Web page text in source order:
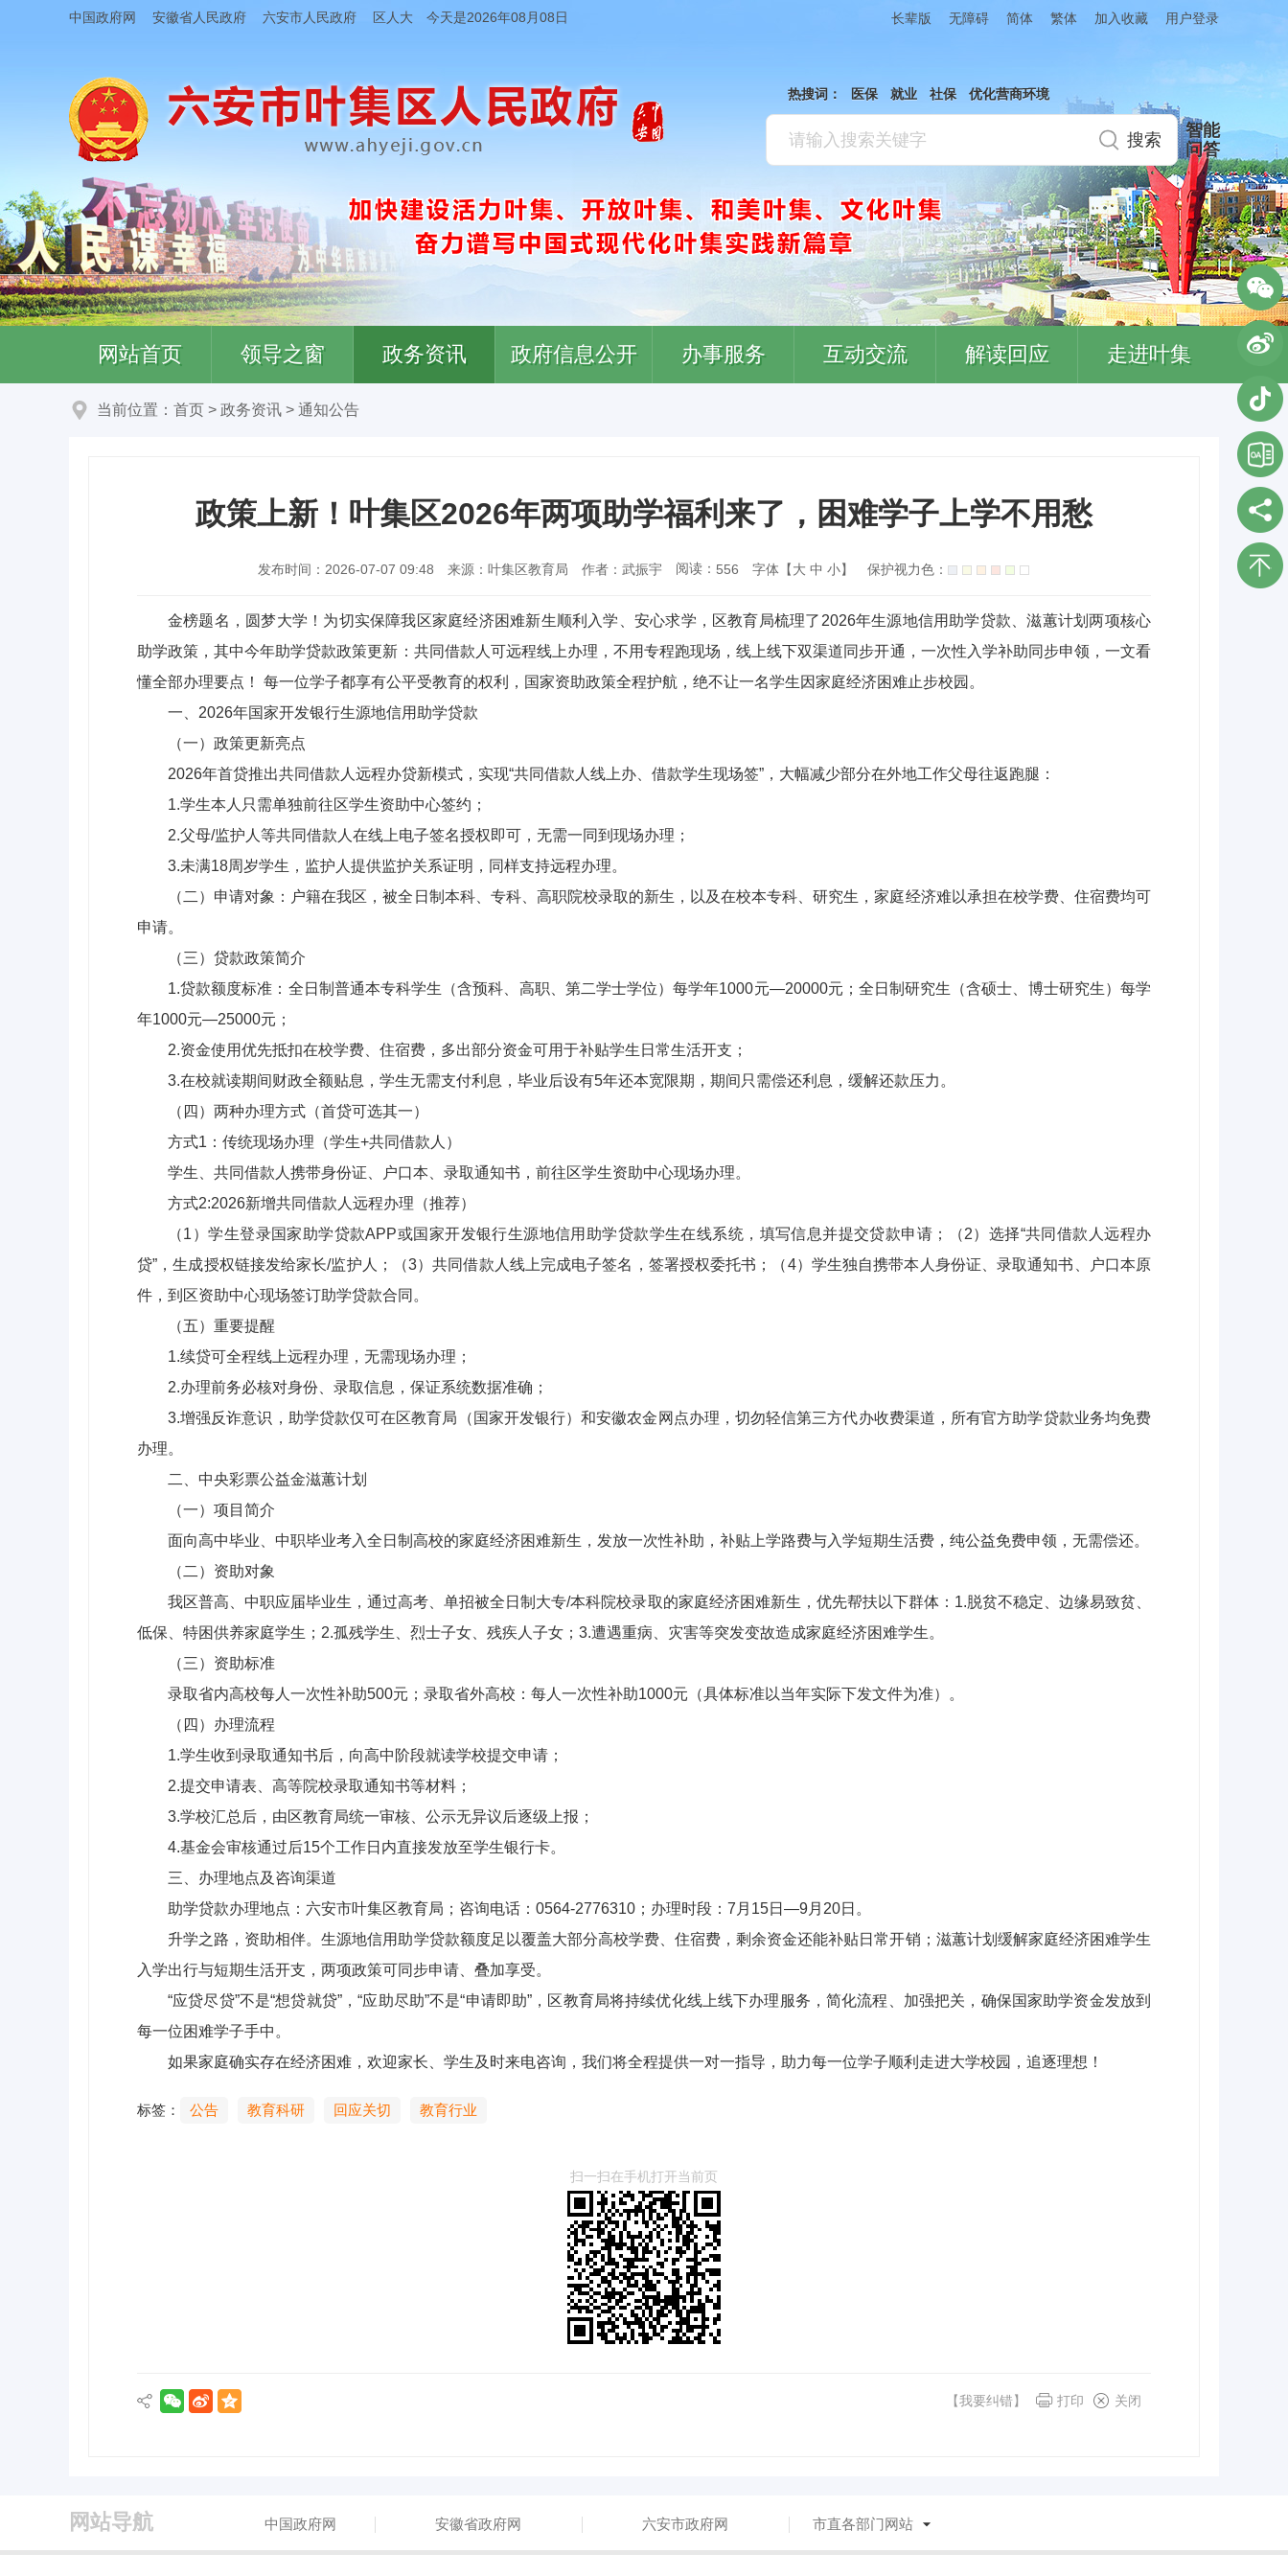
中国政府网 安徽省人民政府 六安市人民政府 区人大 今天是2026年08月08日 长辈版 无障碍 简体 繁体 加入收藏 用户登录
热搜词： 医保 就业 社保 优化营商环境
智能
问答
网站首页 领导之窗 政务资讯 政府信息公开 办事服务 互动交流 解读回应 走进叶集
当前位置： 首页 > 政务资讯 > 通知公告
政策上新！叶集区2026年两项助学福利来了，困难学子上学不用愁
发布时间：2026-07-07 09:48 来源：叶集区教育局 作者：武振宇 阅读： 556 字体【大 中 小】 保护视力色：
金榜题名，圆梦大学！为切实保障我区家庭经济困难新生顺利入学、安心求学，区教育局梳理了2026年生源地信用助学贷款、滋蕙计划两项核心
助学政策，其中今年助学贷款政策更新：共同借款人可远程线上办理，不用专程跑现场，线上线下双渠道同步开通，一次性入学补助同步申领，一文看
懂全部办理要点！ 每一位学子都享有公平受教育的权利，国家资助政策全程护航，绝不让一名学生因家庭经济困难止步校园。
一、2026年国家开发银行生源地信用助学贷款
（一）政策更新亮点
2026年首贷推出共同借款人远程办贷新模式，实现“共同借款人线上办、借款学生现场签”，大幅减少部分在外地工作父母往返跑腿：
1.学生本人只需单独前往区学生资助中心签约；
2.父母/监护人等共同借款人在线上电子签名授权即可，无需一同到现场办理；
3.未满18周岁学生，监护人提供监护关系证明，同样支持远程办理。
（二）申请对象：户籍在我区，被全日制本科、专科、高职院校录取的新生，以及在校本专科、研究生，家庭经济难以承担在校学费、住宿费均可
申请。
（三）贷款政策简介
1.贷款额度标准：全日制普通本专科学生（含预科、高职、第二学士学位）每学年1000元—20000元；全日制研究生（含硕士、博士研究生）每学
年1000元—25000元；
2.资金使用优先抵扣在校学费、住宿费，多出部分资金可用于补贴学生日常生活开支；
3.在校就读期间财政全额贴息，学生无需支付利息，毕业后设有5年还本宽限期，期间只需偿还利息，缓解还款压力。
（四）两种办理方式（首贷可选其一）
方式1：传统现场办理（学生+共同借款人）
学生、共同借款人携带身份证、户口本、录取通知书，前往区学生资助中心现场办理。
方式2:2026新增共同借款人远程办理（推荐）
（1）学生登录国家助学贷款APP或国家开发银行生源地信用助学贷款学生在线系统，填写信息并提交贷款申请；（2）选择“共同借款人远程办
贷”，生成授权链接发给家长/监护人；（3）共同借款人线上完成电子签名，签署授权委托书；（4）学生独自携带本人身份证、录取通知书、户口本原
件，到区资助中心现场签订助学贷款合同。
（五）重要提醒
1.续贷可全程线上远程办理，无需现场办理；
2.办理前务必核对身份、录取信息，保证系统数据准确；
3.增强反诈意识，助学贷款仅可在区教育局（国家开发银行）和安徽农金网点办理，切勿轻信第三方代办收费渠道，所有官方助学贷款业务均免费
办理。
二、中央彩票公益金滋蕙计划
（一）项目简介
面向高中毕业、中职毕业考入全日制高校的家庭经济困难新生，发放一次性补助，补贴上学路费与入学短期生活费，纯公益免费申领，无需偿还。
（二）资助对象
我区普高、中职应届毕业生，通过高考、单招被全日制大专/本科院校录取的家庭经济困难新生，优先帮扶以下群体：1.脱贫不稳定、边缘易致贫、
低保、特困供养家庭学生；2.孤残学生、烈士子女、残疾人子女；3.遭遇重病、灾害等突发变故造成家庭经济困难学生。
（三）资助标准
录取省内高校每人一次性补助500元；录取省外高校：每人一次性补助1000元（具体标准以当年实际下发文件为准）。
（四）办理流程
1.学生收到录取通知书后，向高中阶段就读学校提交申请；
2.提交申请表、高等院校录取通知书等材料；
3.学校汇总后，由区教育局统一审核、公示无异议后逐级上报；
4.基金会审核通过后15个工作日内直接发放至学生银行卡。
三、办理地点及咨询渠道
助学贷款办理地点：六安市叶集区教育局；咨询电话：0564-2776310；办理时段：7月15日—9月20日。
升学之路，资助相伴。生源地信用助学贷款额度足以覆盖大部分高校学费、住宿费，剩余资金还能补贴日常开销；滋蕙计划缓解家庭经济困难学生
入学出行与短期生活开支，两项政策可同步申请、叠加享受。
“应贷尽贷”不是“想贷就贷”，“应助尽助”不是“申请即助”，区教育局将持续优化线上线下办理服务，简化流程、加强把关，确保国家助学资金发放到
每一位困难学子手中。
如果家庭确实存在经济困难，欢迎家长、学生及时来电咨询，我们将全程提供一对一指导，助力每一位学子顺利走进大学校园，追逐理想！
标签： 公告 教育科研 回应关切 教育行业
扫一扫在手机打开当前页
【我要纠错】 打印 关闭
网站导航 中国政府网 安徽省政府网 六安市政府网 市直各部门网站